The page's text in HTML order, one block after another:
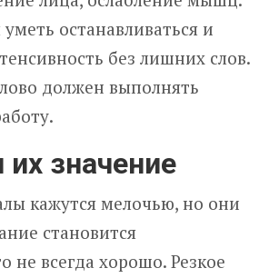
останавливаться и
без лишних слов.
должен выполнять
значение
кажутся мелочью, но они
становится
не всегда хорошо. Резкое